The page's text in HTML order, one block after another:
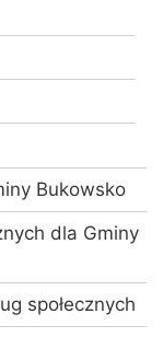
Bukowsko
dla Gminy
społecznych